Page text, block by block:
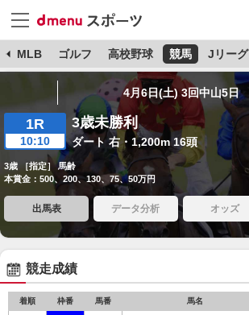
MLB ゴルフ 高校野球 競馬 Jリーグ
4月6日(土) 3回中山5日
1R
10:10
3歳未勝利
ダート 右・1,200m 16頭
3歳 ［指定］ 馬齢
本賞金：500、200、130、75、50万円
出馬表 データ分析 オッズ
競走成績
着順 枠番 馬番 馬名